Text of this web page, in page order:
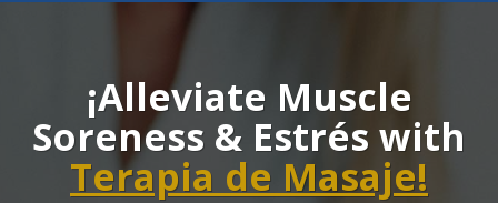
¡Alleviate Muscle
Soreness & Estrés with
Terapia de Masaje!